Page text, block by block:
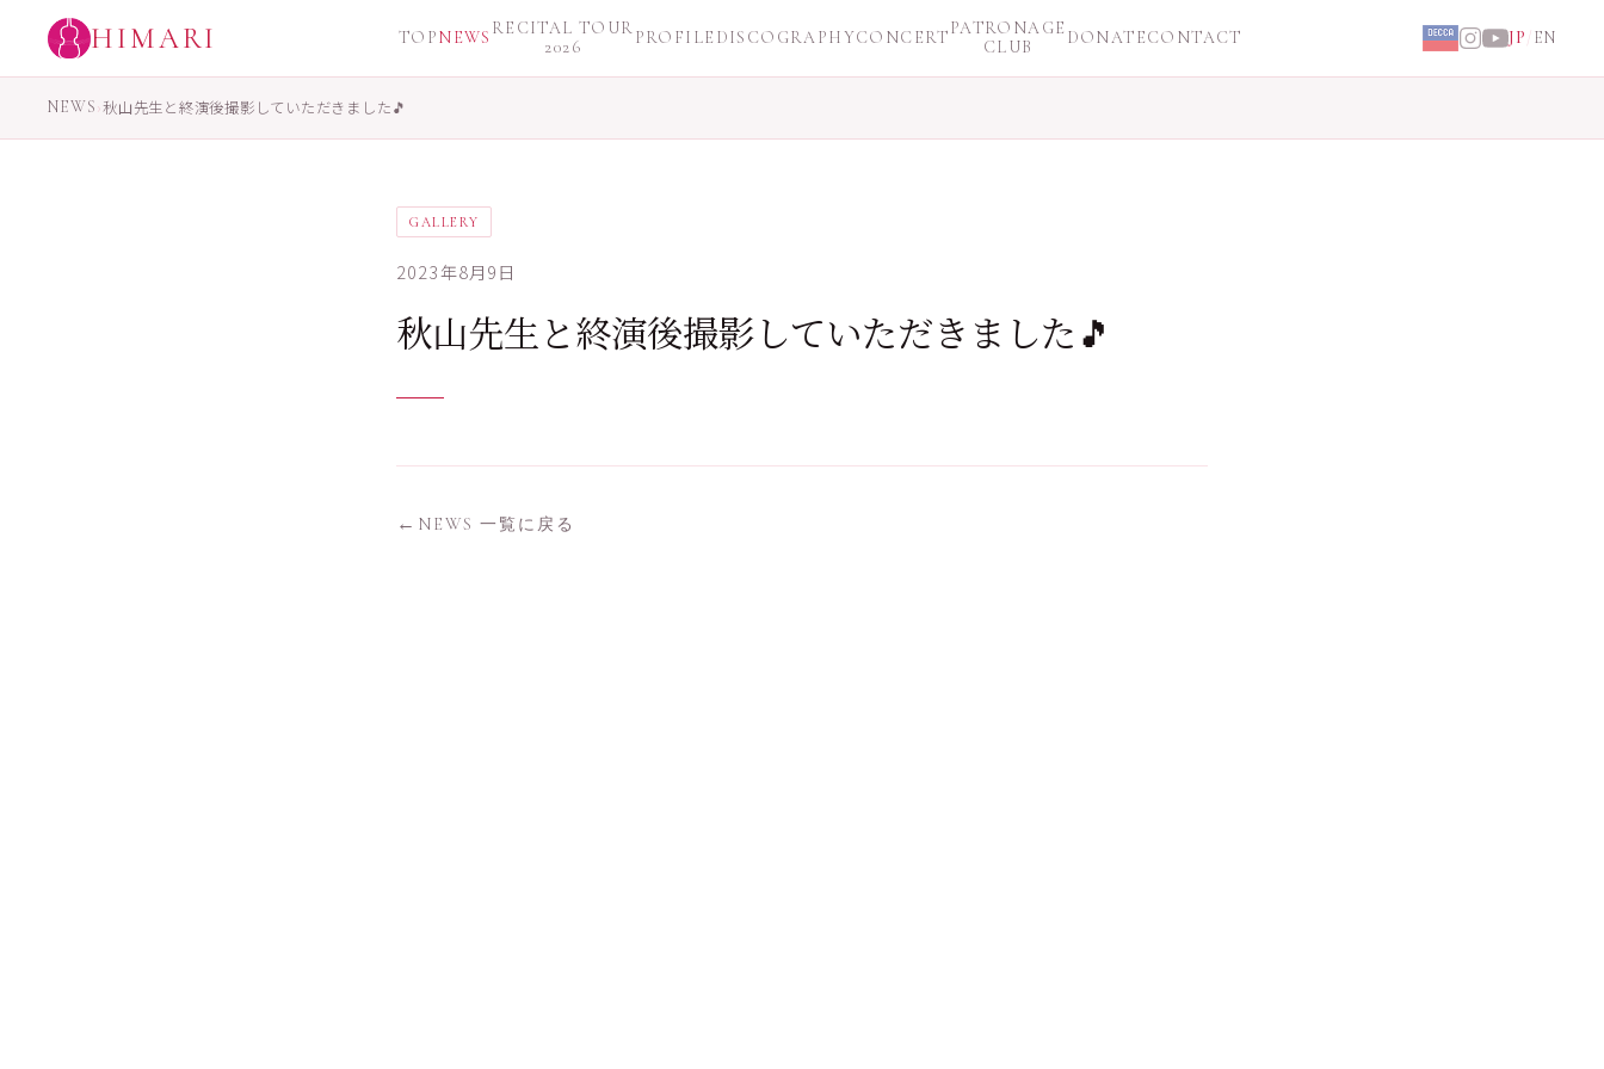
HIMARI TOPNEWS RECITAL TOUR
2026
PROFILE DISCOGRAPHYCONCERTPATRONAGE
CLUB
DONATECONTACT JP EN
NEWS›秋山先生と終演後撮影していただきました🎵
GALLERY
2023年8月9日
秋山先生と終演後撮影していただきました🎵
NEWS 一覧に戻る